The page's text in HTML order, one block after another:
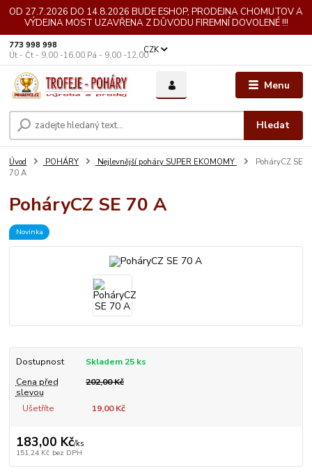
OD 27.7.2026 DO 14.8.2026 BUDE ESHOP, PRODEJNA CHOMUTOV A
VÝDEJNA MOST UZAVŘENA Z DŮVODU FIREMNÍ DOVOLENÉ !!!
Menu
CZK
Hledat
773 998 998
Út - Čt - 9,00 -16,00 Pá - 9,00 -12,00
Úvod POHÁRY Nejlevnější poháry SUPER EKOMOMY
PoháryCZ SE
70 A
PoháryCZ SE 70 A
Novinka
Dostupnost
Skladem 25 ks
Cena před
slevou
202,00 Kč
Ušetříte 19,00 Kč
183,00 Kč/ks
151,24 Kč bez DPH